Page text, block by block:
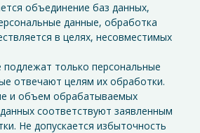
объединение баз данных,
данные, обработка
в целях, несовместимых
подлежат только персональные
отвечают целям их обработки.
и объем обрабатываемых
соответствуют заявленным
Не допускается избыточность